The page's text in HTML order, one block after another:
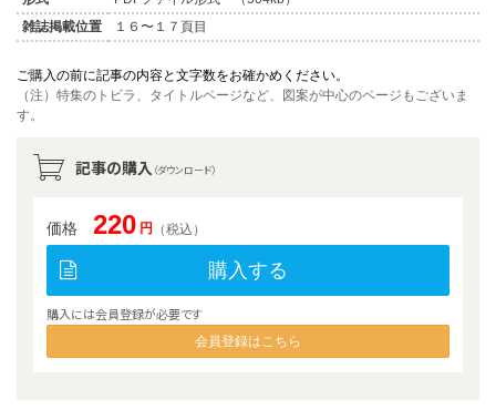
雑誌掲載位置
１６〜１７頁目
ご購入の前に記事の内容と文字数をお確かめください。
（注）特集のトビラ、タイトルページなど、図案が中心のページもございま
す。
記事の購入 （ダウンロード）
価格 220 円 （税込）
購入する
購入には会員登録が必要です
会員登録はこちら